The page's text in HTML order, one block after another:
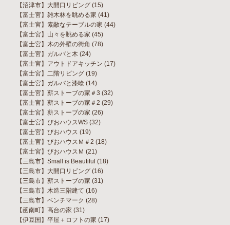
【沼津市】大開口リビング (15)
【富士宮】雑木林を眺める家 (41)
【富士宮】素敵なテーブルの家 (44)
【富士宮】山々を眺める家 (45)
【富士宮】木の外壁の街角 (78)
【富士宮】ガルバと木 (24)
【富士宮】アウトドアキッチン (17)
【富士宮】二階リビング (19)
【富士宮】ガルバと漆喰 (14)
【富士宮】薪ストーブの家＃3 (32)
【富士宮】薪ストーブの家＃2 (29)
【富士宮】薪ストーブの家 (26)
【富士宮】びおハウスWS (32)
【富士宮】びおハウス (19)
【富士宮】びおハウスＭ＃2 (18)
【富士宮】びおハウスＭ (21)
【三島市】Small is Beautiful (18)
【三島市】大開口リビング (16)
【三島市】薪ストーブの家 (31)
【三島市】木造三階建て (16)
【三島市】ベンチマーク (28)
【函南町】高台の家 (31)
【伊豆国】平屋＋ロフトの家 (17)